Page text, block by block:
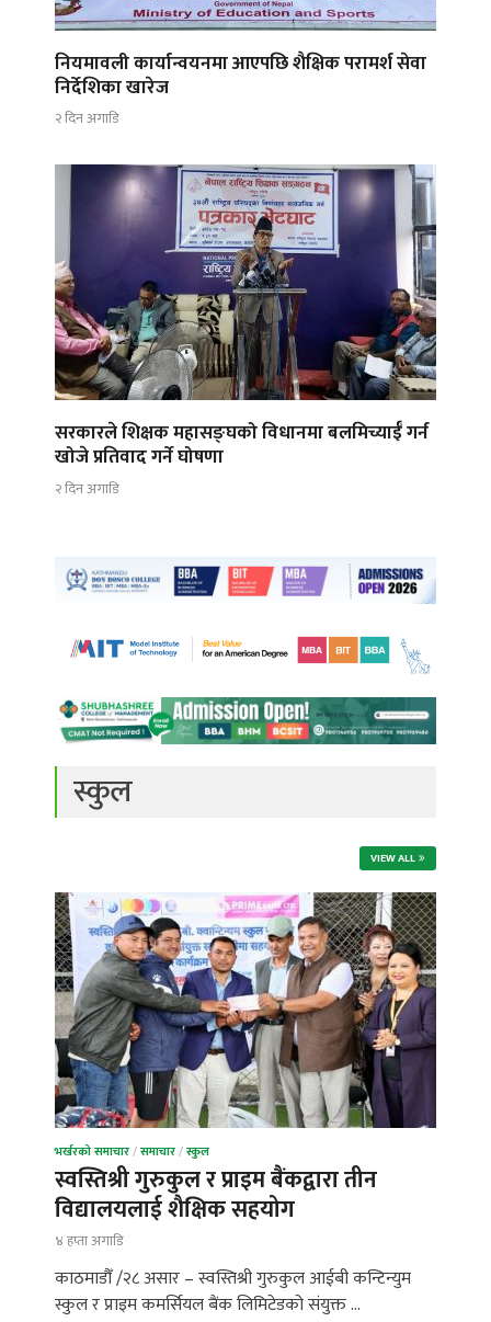
नियमावली कार्यान्वयनमा आएपछि शैक्षिक परामर्श सेवा
निर्देशिका खारेज
२ दिन अगाडि
सरकारले शिक्षक महासङ्घको विधानमा बलमिच्याईँ गर्न
खोजे प्रतिवाद गर्ने घोषणा
२ दिन अगाडि
स्कुल
VIEW ALL
भर्खरको समाचार/समाचार/स्कुल
स्वस्तिश्री गुरुकुल र प्राइम बैंकद्वारा तीन
विद्यालयलाई शैक्षिक सहयोग
४ हप्ता अगाडि
काठमाडौँ /२८ असार – स्वस्तिश्री गुरुकुल आईबी कन्टिन्युम
स्कुल र प्राइम कमर्सियल बैंक लिमिटेडको संयुक्त …